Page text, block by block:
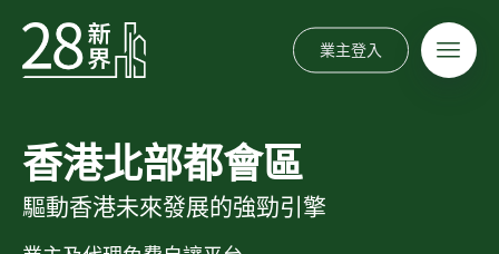
業主登入
香港北部都會區
驅動香港未來發展的強勁引擎